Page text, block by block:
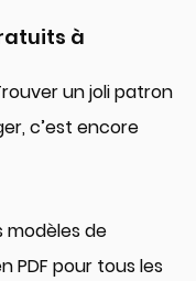
à
un joli patron
c’est encore
modèles de
PDF pour tous les